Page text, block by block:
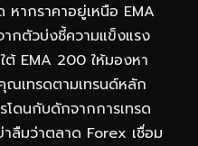
ากราคาอยู่เหนือ EMA
ตัวบ่งชี้ความแข็งแรง
ต้ EMA 200 ให้มองหา
เทรดตามเทรนด์หลัก
ดนกับดักจากการเทรด
ลืมว่าตลาด Forex เชื่อม